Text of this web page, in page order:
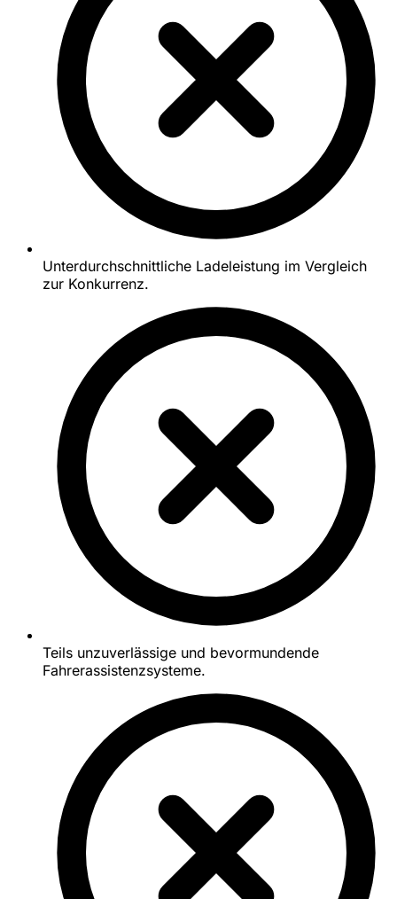
Unterdurchschnittliche Ladeleistung im Vergleich
zur Konkurrenz.
Teils unzuverlässige und bevormundende
Fahrerassistenzsysteme.